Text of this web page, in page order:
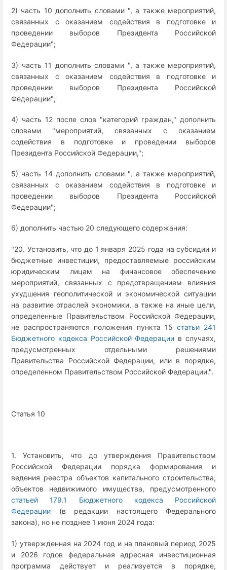
2) часть 10 дополнить словами ", а также мероприятий,
связанных с оказанием содействия в подготовке и
проведении выборов Президента Российской
Федерации";
3) часть 11 дополнить словами ", а также мероприятий,
связанных с оказанием содействия в подготовке и
проведении выборов Президента Российской
Федерации";
4) часть 12 после слов "категорий граждан," дополнить
словами "мероприятий, связанных с оказанием
содействия в подготовке и проведении выборов
Президента Российской Федерации,";
5) часть 14 дополнить словами ", а также мероприятий,
связанных с оказанием содействия в подготовке и
проведении выборов Президента Российской
Федерации";
6) дополнить частью 20 следующего содержания:
"20. Установить, что до 1 января 2025 года на субсидии и
бюджетные инвестиции, предоставляемые российским
юридическим лицам на финансовое обеспечение
мероприятий, связанных с предотвращением влияния
ухудшения геополитической и экономической ситуации
на развитие отраслей экономики, а также на иные цели,
определенные Правительством Российской Федерации,
не распространяются положения пункта 15 статьи 241
Бюджетного кодекса Российской Федерации в случаях,
предусмотренных отдельными решениями
Правительства Российской Федерации, или в порядке,
определенном Правительством Российской Федерации.".
Статья 10
1. Установить, что до утверждения Правительством
Российской Федерации порядка формирования и
ведения реестра объектов капитального строительства,
объектов недвижимого имущества, предусмотренного
статьей 179.1 Бюджетного кодекса Российской
Федерации (в редакции настоящего Федерального
закона), но не позднее 1 июня 2024 года:
1) утвержденная на 2024 год и на плановый период 2025
и 2026 годов федеральная адресная инвестиционная
программа действует и реализуется в порядке,